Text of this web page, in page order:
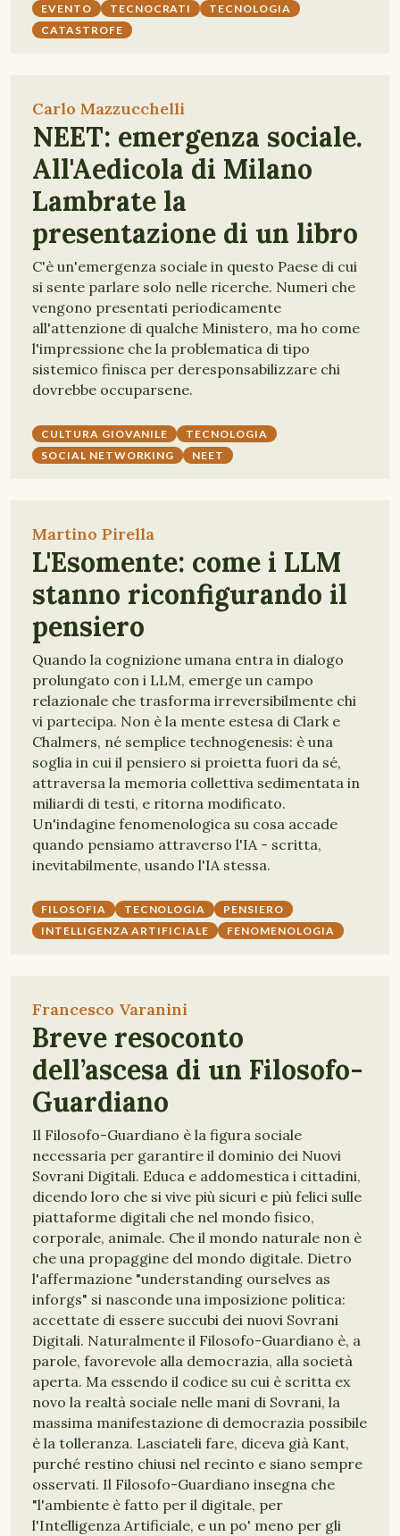
EVENTO TECNOCRATI
TECNOLOGIA
CATASTROFE
Carlo Mazzucchelli
NEET: emergenza sociale.
All'Aedicola di Milano
Lambrate la
presentazione di un libro
C'è un'emergenza sociale in questo Paese di cui
si sente parlare solo nelle ricerche. Numeri che
vengono presentati periodicamente
all'attenzione di qualche Ministero, ma ho come
l'impressione che la problematica di tipo
sistemico finisca per deresponsabilizzare chi
dovrebbe occuparsene.
CULTURA GIOVANILE
TECNOLOGIA
SOCIAL NETWORKING
NEET
Martino Pirella
L'Esomente: come i LLM
stanno riconfigurando il
pensiero
Quando la cognizione umana entra in dialogo
prolungato con i LLM, emerge un campo
relazionale che trasforma irreversibilmente chi
vi partecipa. Non è la mente estesa di Clark e
Chalmers, né semplice technogenesis: è una
soglia in cui il pensiero si proietta fuori da sé,
attraversa la memoria collettiva sedimentata in
miliardi di testi, e ritorna modificato.
Un'indagine fenomenologica su cosa accade
quando pensiamo attraverso l'IA - scritta,
inevitabilmente, usando l'IA stessa.
FILOSOFIA TECNOLOGIA
PENSIERO
INTELLIGENZA ARTIFICIALE
FENOMENOLOGIA
Francesco Varanini
Breve resoconto
dell’ascesa di un Filosofo-
Guardiano
Il Filosofo-Guardiano è la figura sociale
necessaria per garantire il dominio dei Nuovi
Sovrani Digitali. Educa e addomestica i cittadini,
dicendo loro che si vive più sicuri e più felici sulle
piattaforme digitali che nel mondo fisico,
corporale, animale. Che il mondo naturale non è
che una propaggine del mondo digitale. Dietro
l'affermazione "understanding ourselves as
inforgs" si nasconde una imposizione politica:
accettate di essere succubi dei nuovi Sovrani
Digitali. Naturalmente il Filosofo-Guardiano è, a
parole, favorevole alla democrazia, alla società
aperta. Ma essendo il codice su cui è scritta ex
novo la realtà sociale nelle mani di Sovrani, la
massima manifestazione di democrazia possibile
è la tolleranza. Lasciateli fare, diceva già Kant,
purché restino chiusi nel recinto e siano sempre
osservati. Il Filosofo-Guardiano insegna che
"l'ambiente è fatto per il digitale, per
l'Intelligenza Artificiale, e un po' meno per gli